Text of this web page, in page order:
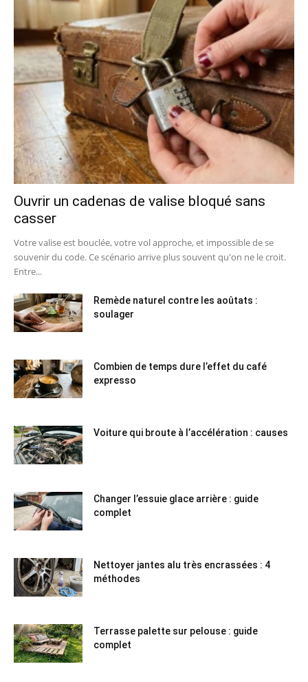
Ouvrir un cadenas de valise bloqué sans
casser
Votre valise est bouclée, votre vol approche, et impossible de se
souvenir du code. Ce scénario arrive plus souvent qu'on ne le croit.
Entre...
Remède naturel contre les aoûtats :
soulager
Combien de temps dure l’effet du café
expresso
Voiture qui broute à l’accélération : causes
Changer l’essuie glace arrière : guide
complet
Nettoyer jantes alu très encrassées : 4
méthodes
Terrasse palette sur pelouse : guide
complet